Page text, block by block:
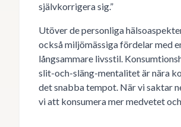
självkorrigera sig.”
Utöver de personliga
också miljömässiga fördelar med
långsammare livsstil.
slit-och-släng-mentalitet är nära
det snabba tempot. När vi saktar
vi att konsumera mer medvetet